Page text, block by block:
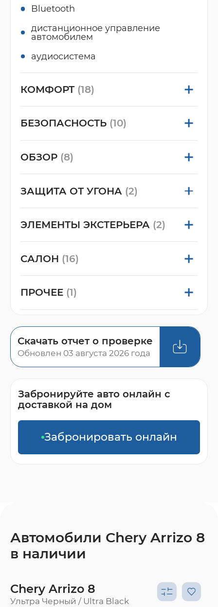
Bluetooth
дистанционное управление
автомобилем
аудиосистема
КОМФОРТ (18)
БЕЗОПАСНОСТЬ (10)
ОБЗОР (8)
ЗАЩИТА ОТ УГОНА (2)
ЭЛЕМЕНТЫ ЭКСТЕРЬЕРА (2)
САЛОН (16)
ПРОЧЕЕ (1)
Скачать отчет о проверке
Обновлен 03 августа 2026 года
Забронируйте авто онлайн с
доставкой на дом
Забронировать онлайн
Автомобили Chery Arrizo 8
в наличии
Chery Arrizo 8
Ультра Черный / Ultra Black